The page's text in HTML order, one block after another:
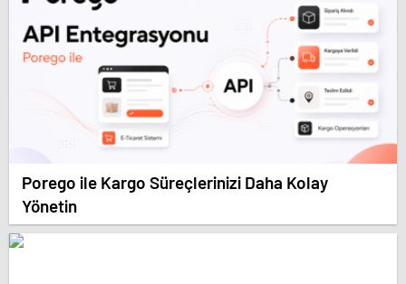
Porego ile Kargo Süreçlerinizi Daha Kolay
Yönetin